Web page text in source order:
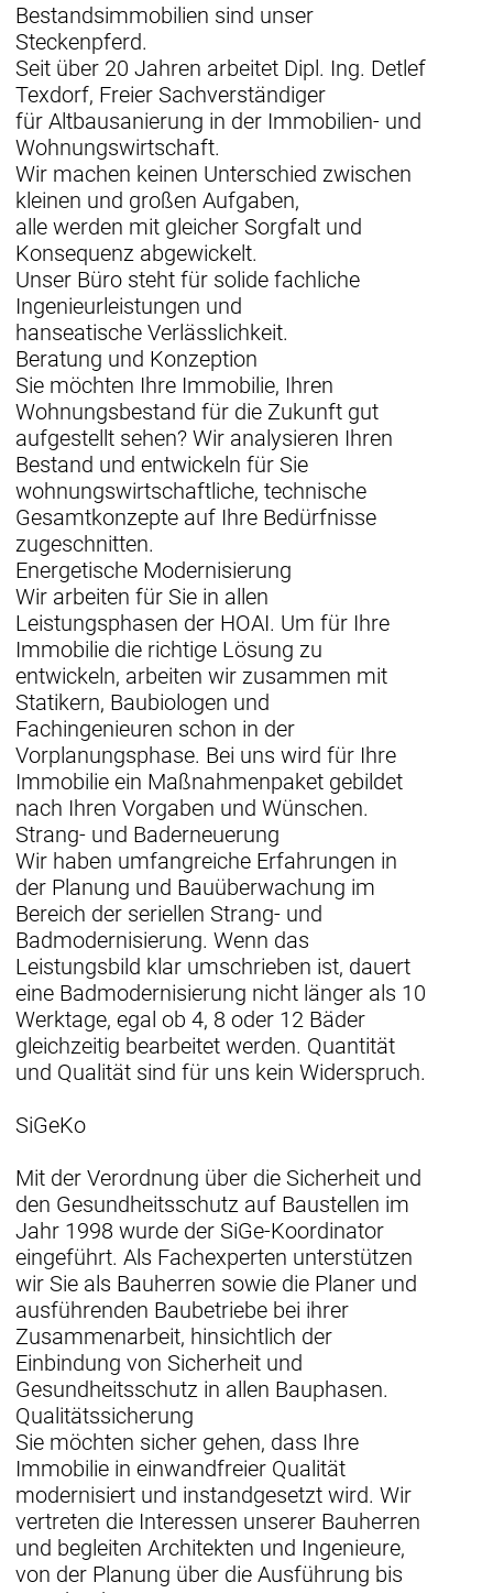
Bestandsimmobilien sind unser
Steckenpferd.
Seit über 20 Jahren arbeitet Dipl. Ing. Detlef
Texdorf, Freier Sachverständiger
für Altbausanierung in der Immobilien- und
Wohnungswirtschaft.
Wir machen keinen Unterschied zwischen
kleinen und großen Aufgaben,
alle werden mit gleicher Sorgfalt und
Konsequenz abgewickelt.
Unser Büro steht für solide fachliche
Ingenieurleistungen und
hanseatische Verlässlichkeit.
Beratung und Konzeption
Sie möchten Ihre Immobilie, Ihren
Wohnungsbestand für die Zukunft gut
aufgestellt sehen? Wir analysieren Ihren
Bestand und entwickeln für Sie
wohnungswirtschaftliche, technische
Gesamtkonzepte auf Ihre Bedürfnisse
zugeschnitten.
Energetische Modernisierung
Wir arbeiten für Sie in allen
Leistungsphasen der HOAI. Um für Ihre
Immobilie die richtige Lösung zu
entwickeln, arbeiten wir zusammen mit
Statikern, Baubiologen und
Fachingenieuren schon in der
Vorplanungsphase. Bei uns wird für Ihre
Immobilie ein Maßnahmenpaket gebildet
nach Ihren Vorgaben und Wünschen.
Strang- und Baderneuerung
Wir haben umfangreiche Erfahrungen in
der Planung und Bauüberwachung im
Bereich der seriellen Strang- und
Badmodernisierung. Wenn das
Leistungsbild klar umschrieben ist, dauert
eine Badmodernisierung nicht länger als 10
Werktage, egal ob 4, 8 oder 12 Bäder
gleichzeitig bearbeitet werden. Quantität
und Qualität sind für uns kein Widerspruch.
SiGeKo
Mit der Verordnung über die Sicherheit und
den Gesundheitsschutz auf Baustellen im
Jahr 1998 wurde der SiGe-Koordinator
eingeführt. Als Fachexperten unterstützen
wir Sie als Bauherren sowie die Planer und
ausführenden Baubetriebe bei ihrer
Zusammenarbeit, hinsichtlich der
Einbindung von Sicherheit und
Gesundheitsschutz in allen Bauphasen.
Qualitätssicherung
Sie möchten sicher gehen, dass Ihre
Immobilie in einwandfreier Qualität
modernisiert und instandgesetzt wird. Wir
vertreten die Interessen unserer Bauherren
und begleiten Architekten und Ingenieure,
von der Planung über die Ausführung bis